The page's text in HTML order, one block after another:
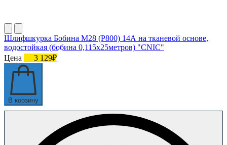
Шлифшкурка Бобина М28 (P800) 14А на тканевой основе,
водостойкая (бобина 0,115х25метров) "CNIC"
Цена
3 129₽
В корзину